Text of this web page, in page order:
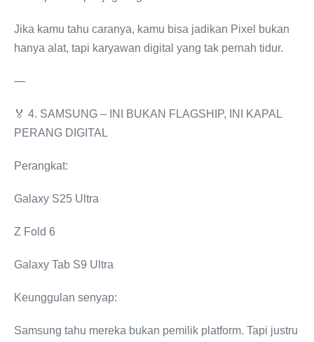
Jika kamu tahu caranya, kamu bisa jadikan Pixel bukan
hanya alat, tapi karyawan digital yang tak pernah tidur.
—
🏅 4. SAMSUNG – INI BUKAN FLAGSHIP, INI KAPAL
PERANG DIGITAL
Perangkat:
Galaxy S25 Ultra
Z Fold 6
Galaxy Tab S9 Ultra
Keunggulan senyap:
Samsung tahu mereka bukan pemilik platform. Tapi justru